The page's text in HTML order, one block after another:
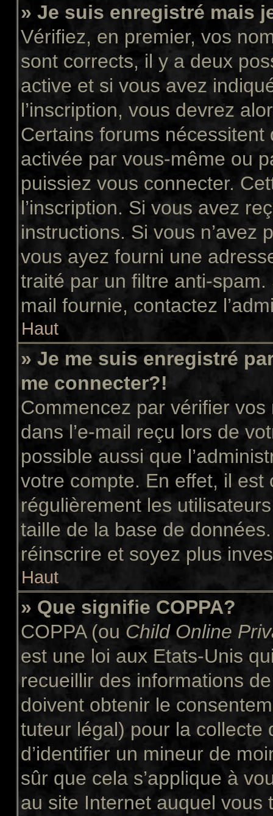
» Je suis enregistré mais
Vérifiez, en premier, vos
sont corrects, il y a deux
active et si vous avez
l’inscription, vous devrez
Certains forums
activée par vous-même ou
puissiez vous connecter.
l’inscription. Si vous avez
instructions. Si vous n’avez
vous ayez fourni une
traité par un filtre anti-spam.
mail fournie, contactez
Haut
» Je me suis enregistré
me connecter?!
Commencez par vérifier vos
dans l’e-mail reçu lors de
possible aussi que
votre compte. En effet, il
régulièrement les
taille de la base de
réinscrire et soyez plus
Haut
» Que signifie COPPA?
COPPA (ou Child Online
est une loi aux Etats-Unis
recueillir des informations
doivent obtenir le
tuteur légal) pour la collecte
d’identifier un mineur de
sûr que cela s’applique à
au site Internet auquel vous